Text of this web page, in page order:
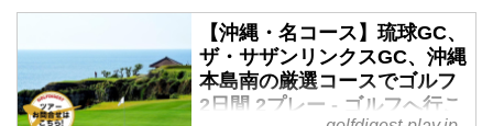
2019年12月01日～2020年03月31
日 羽田発着 2名様より受付沖縄本
島のリゾートエリア恩納村にある
「かりゆしビーチリゾート・オー
シャンスパ」が、宿泊先です。2
【沖縄・名コース】琉球GC、
ザ・サザンリンクスGC、沖縄
本島南の厳選コースでゴルフ
2日間 2プレー - ゴルフへ行こ